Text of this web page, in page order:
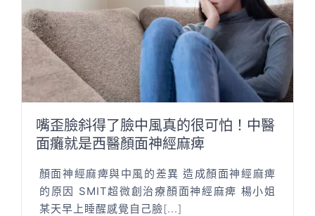
嘴歪臉斜得了臉中風真的很可怕！中醫
面癱就是西醫顏面神經麻痺
顏面神經麻痺與中風的差異 造成顏面神經麻痺
的原因 SMIT超微創治療顏面神經麻痺 楊小姐
某天早上睡醒感覺自己臉[...]